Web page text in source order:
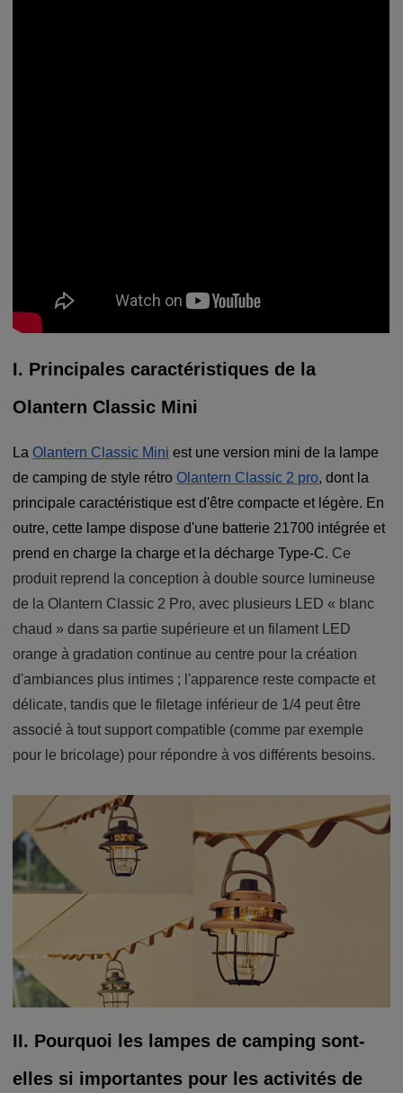
I. Principales caractéristiques de la
Olantern Classic Mini
LaOlantern Classic Mini est une version mini de la lampe
de camping de style rétroOlantern Classic 2 pro, dont la
principale caractéristique est d'être compacte et légère. En
outre, cette lampe dispose d'une batterie 21700 intégrée et
prend en charge la charge et la décharge Type-C. Ce
produit reprend la conception à double source lumineuse
de la Olantern Classic 2 Pro, avec plusieurs LED « blanc
chaud » dans sa partie supérieure et un filament LED
orange à gradation continue au centre pour la création
d'ambiances plus intimes ; l'apparence reste compacte et
délicate, tandis que le filetage inférieur de 1/4 peut être
associé à tout support compatible (comme par exemple
pour le bricolage) pour répondre à vos différents besoins.
II. Pourquoi les lampes de camping sont-
elles si importantes pour les activités de